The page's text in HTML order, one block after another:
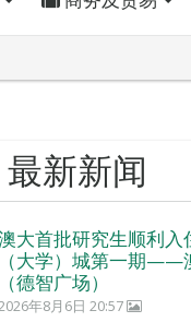
最新新闻
大首批研究生顺利入
（大学）城第一期——
（德智广场）
年8月6日 20:57